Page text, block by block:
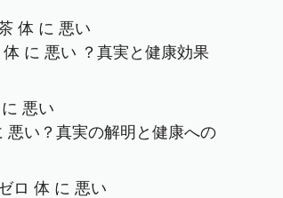
に 悪い ？真実と健康効果
悪い？真実の解明と健康への